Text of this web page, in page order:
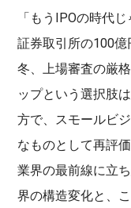
「もうIPOの時代
証券取引所の100
冬、上場審査の厳
ップという選択肢
方で、スモールビ
なものとして再評
業界の最前線に立
界の構造変化と、